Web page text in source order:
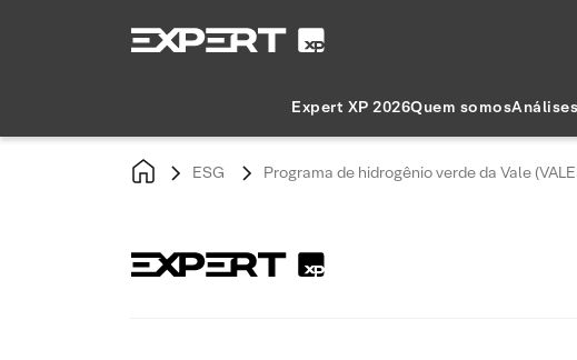
Expert XP 2026Quem somosAnálises
ESG Programa de hidrogênio verde da Vale